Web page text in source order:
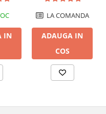
IN
LA COMANDA
ADAUGA IN
COS